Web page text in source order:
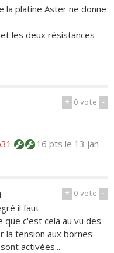
la platine Aster ne donne
les deux résistances
+ 0vote -
16 ptsle 13 jan
+ 0vote -
il faut
c'est cela au vu des
la tension aux bornes
activées...